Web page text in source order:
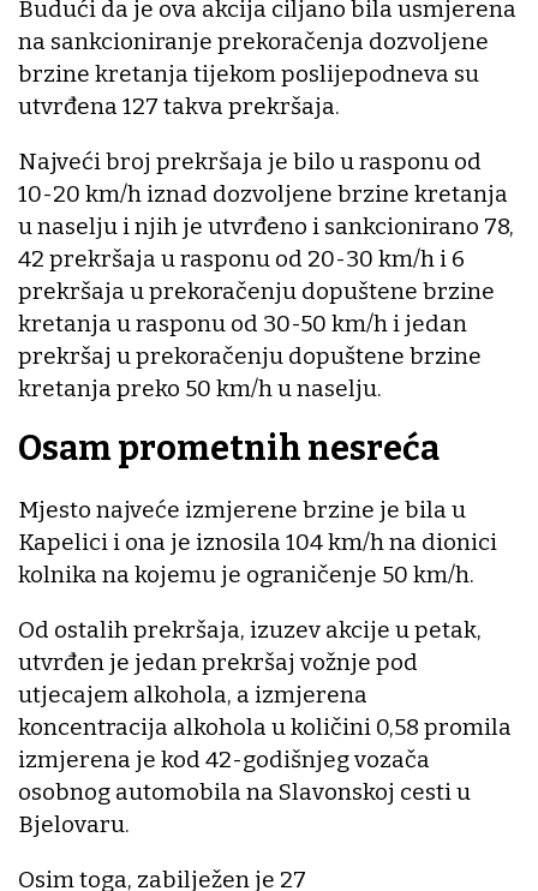
Budući da je ova akcija ciljano bila usmjerena
na sankcioniranje prekoračenja dozvoljene
brzine kretanja tijekom poslijepodneva su
utvrđena 127 takva prekršaja.
Najveći broj prekršaja je bilo u rasponu od
10-20 km/h iznad dozvoljene brzine kretanja
u naselju i njih je utvrđeno i sankcionirano 78,
42 prekršaja u rasponu od 20-30 km/h i 6
prekršaja u prekoračenju dopuštene brzine
kretanja u rasponu od 30-50 km/h i jedan
prekršaj u prekoračenju dopuštene brzine
kretanja preko 50 km/h u naselju.
Osam prometnih nesreća
Mjesto najveće izmjerene brzine je bila u
Kapelici i ona je iznosila 104 km/h na dionici
kolnika na kojemu je ograničenje 50 km/h.
Od ostalih prekršaja, izuzev akcije u petak,
utvrđen je jedan prekršaj vožnje pod
utjecajem alkohola, a izmjerena
koncentracija alkohola u količini 0,58 promila
izmjerena je kod 42-godišnjeg vozača
osobnog automobila na Slavonskoj cesti u
Bjelovaru.
Osim toga, zabilježen je 27